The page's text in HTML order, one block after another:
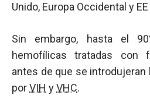
Unido, Europa Occidental y EE
Sin embargo, hasta el
hemofílicas tratadas con
antes de que se
porVIH yVHC.